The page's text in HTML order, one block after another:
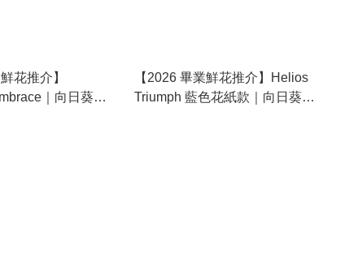
花推介】
｜向日葵玫
【2026 畢業鮮花推介】Helios
Triumph 藍色花紙款｜向日葵鮮